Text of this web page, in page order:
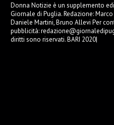
Donna Notizie è un supplemento
Giornale di Puglia. Redazione:
Daniele Martini, Bruno Allevi Per
pubblicità:
diritti sono riservati. BARI 2020|